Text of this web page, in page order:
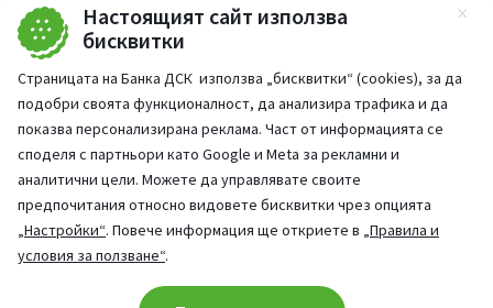
Настоящият сайт използва
бисквитки
Страницата на Банка ДСК използва „бисквитки“ (cookies), за да
подобри своята функционалност, да анализира трафика и да
показва персонализирана реклама. Част от информацията се
споделя с партньори като Google и Meta за рекламни и
аналитични цели. Можете да управлявате своите
предпочитания относно видовете бисквитки чрез опцията
„Настройки“. Повече информация ще откриете в „Правила и
условия за ползване“.
Медия център
Продажба на имоти
Декларация за достъпност
Част от:
При въпроси - попитай AI асистента ни
Cookie consent change